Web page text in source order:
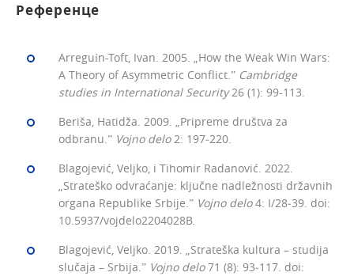
Референце
Arreguín-Toft, Ivan. 2005. „How the Weak Win Wars:
A Theory of Asymmetric Conflict.ˮ Cambridge
studies in International Security26 (1): 99-113.
Beriša, Hatidža. 2009. „Pripreme društva za
odbranu.ˮ Vojno delo2: 197‒220.
Blagojević, Veljko, i Tihomir Radanović. 2022.
„Strateško odvraćanje: ključne nadležnosti državnih
organa Republike Srbije.ˮ Vojno delo4: I/28‒39. doi:
10.5937/vojdelo2204028B.
Blagojević, Veljko. 2019. „Strateška kultura – studija
slučaja – Srbija.ˮ Vojno delo71 (8): 93‒117. doi: